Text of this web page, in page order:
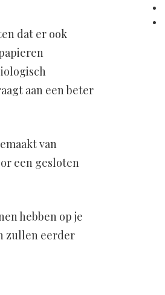
dat er ook
aan een beter
van
een gesloten
hebben op je
zullen eerder